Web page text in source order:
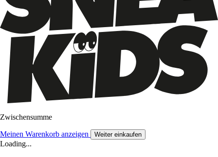
Zwischensumme
Meinen Warenkorb anzeigen Weiter einkaufen
Loading...